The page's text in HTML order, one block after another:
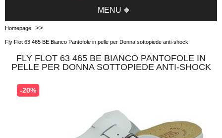
MENU
Homepage >>
Fly Flot 63 465 BE Bianco Pantofole in pelle per Donna sottopiede anti-shock
FLY FLOT 63 465 BE BIANCO PANTOFOLE IN
PELLE PER DONNA SOTTOPIEDE ANTI-SHOCK
-20%